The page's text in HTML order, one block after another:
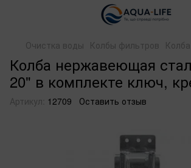
Очистка воды Колбы фильтров
Колба нержавеющая
20" в комплекте ключ,
Артикул: 12709 Оставить отзыв